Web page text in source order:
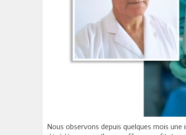
Nous observons depuis quelques mois